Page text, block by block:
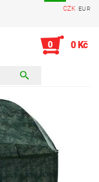
CZK EUR
0 0 Kč